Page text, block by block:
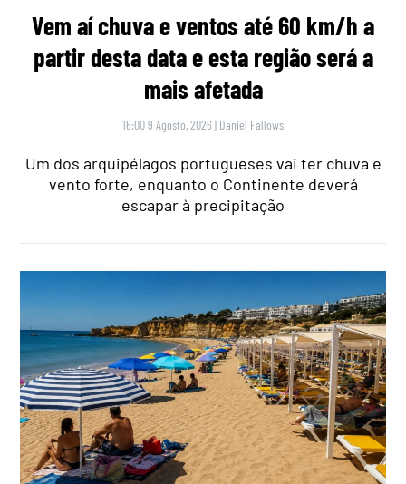
Vem aí chuva e ventos até 60 km/h a
partir desta data e esta região será a
mais afetada
16:00 9 Agosto, 2026 | Daniel Fallows
Um dos arquipélagos portugueses vai ter chuva e
vento forte, enquanto o Continente deverá
escapar à precipitação